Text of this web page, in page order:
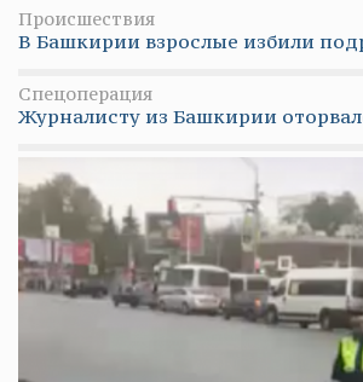
Происшествия
В Башкирии взрослые избили
Спецоперация
Журналисту из Башкирии